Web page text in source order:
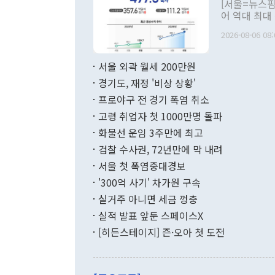
관 부처 장
관의 무리한
다. [정동영 통일부 장관이 지난달 23일 오후 서울 종로구 정부서울청사에
무너졌다고
함께 4자 대
"우리의 선
관은 업무
[서울=뉴스
어 역대 최
료=한국은행] 한국은행이 6일 발표한 '2026년 6월 국제수지(잠정)'
며 월간 기
196.9% 급
수출은
기록했지만
로 전환됐다.
는 배당수입
2026-08-06
서울 외곽 월세 200만원
경기도, 재정 '비상 상황'
프로야구 전 경기 폭염 취소
고령 취업자 첫 1000만명 돌파
화물선 운임 3주만에 최고
검찰 수사권, 72년만에 막 내려
서울 첫 폭염중대경보
'300억 사기' 차가원 구속
실거주 아니면 세금 껑충
실적 발표 앞둔 스페이스X
[히든스테이지] 즌·오아 첫 도전